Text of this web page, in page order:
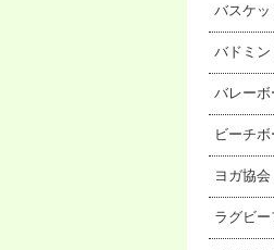
バスケッ
バドミン
バレーボ
ビーチ
ヨガ協会
ラグビ